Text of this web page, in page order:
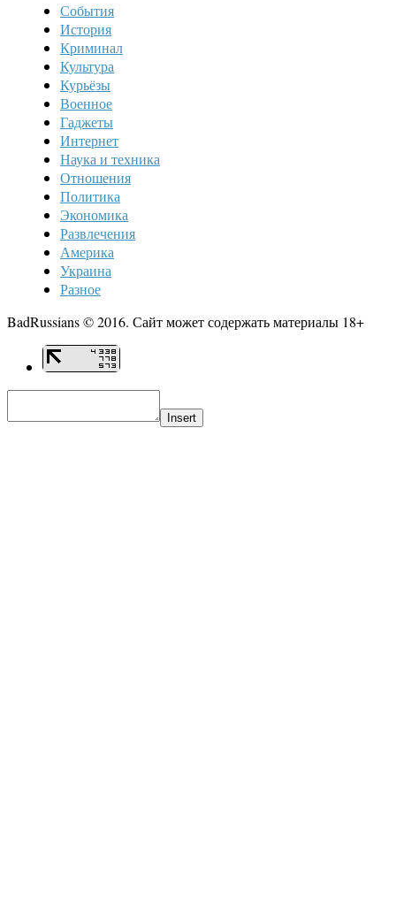
События
История
Криминал
Культура
Курьёзы
Военное
Гаджеты
Интернет
Наука и техника
Отношения
Политика
Экономика
Развлечения
Америка
Украина
Разное
BadRussians © 2016. Сайт может содержать материалы 18+
Insert